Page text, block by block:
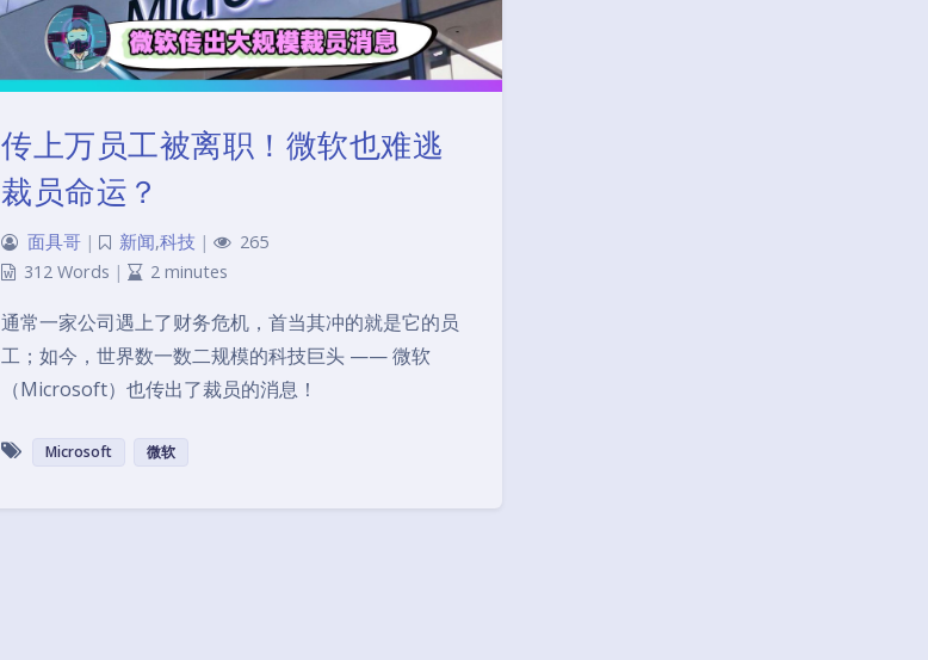
传上万员工被离职！微软也难逃
裁员命运？
面具哥 | 新闻,科技 |
265
312 Words | 2 minutes
通常一家公司遇上了财务危机，首当其冲的就是它的员
工；如今，世界数一数二规模的科技巨头 —— 微软
（Microsoft）也传出了裁员的消息！
Microsoft 微软